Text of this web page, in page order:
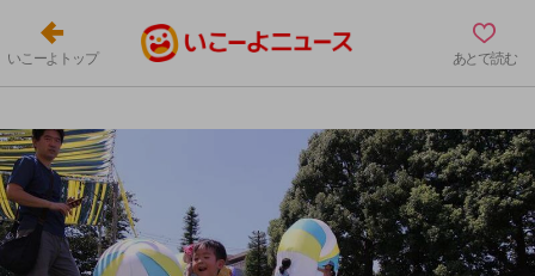
いこーよトップ あとで読む